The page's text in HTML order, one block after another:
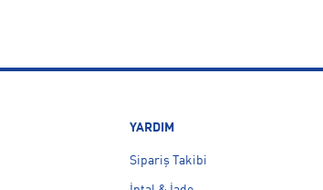
YARDIM
Sipariş Takibi